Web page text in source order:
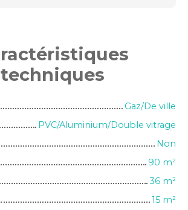
techniques
Gaz/De ville
PVC/Aluminium/Double vitrage
Non
90 m²
36 m²
15 m²